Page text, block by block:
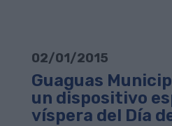
02/01/2015
Guaguas
un dispositivo
víspera del Día